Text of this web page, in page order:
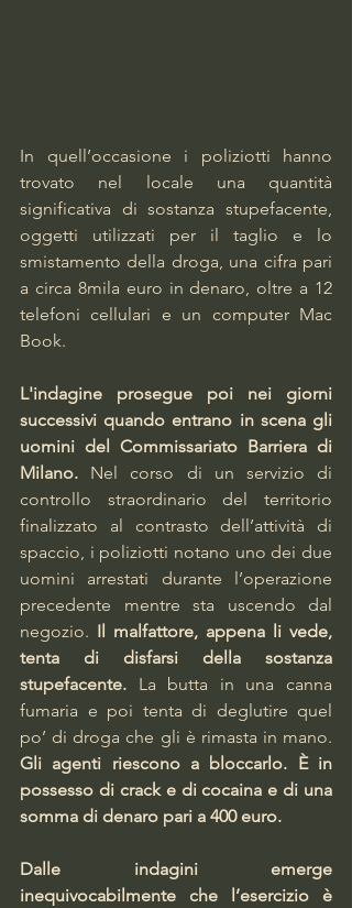
In quell’occasione i poliziotti hanno
trovato nel locale una quantità
significativa di sostanza stupefacente,
oggetti utilizzati per il taglio e lo
smistamento della droga, una cifra pari
a circa 8mila euro in denaro, oltre a 12
telefoni cellulari e un computer Mac
Book.
L'indagine prosegue poi nei giorni
successivi quando entrano in scena gli
uomini del Commissariato Barriera di
Milano. Nel corso di un servizio di
controllo straordinario del territorio
finalizzato al contrasto dell’attività di
spaccio, i poliziotti notano uno dei due
uomini arrestati durante l’operazione
precedente mentre sta uscendo dal
negozio. Il malfattore, appena li vede,
tenta di disfarsi della sostanza
stupefacente. La butta in una canna
fumaria e poi tenta di deglutire quel
Gli agenti riescono a bloccarlo. È in
possesso di crack e di cocaina e di una
somma di denaro pari a 400 euro.
Dalle indagini emerge
inequivocabilmente che l’esercizio è